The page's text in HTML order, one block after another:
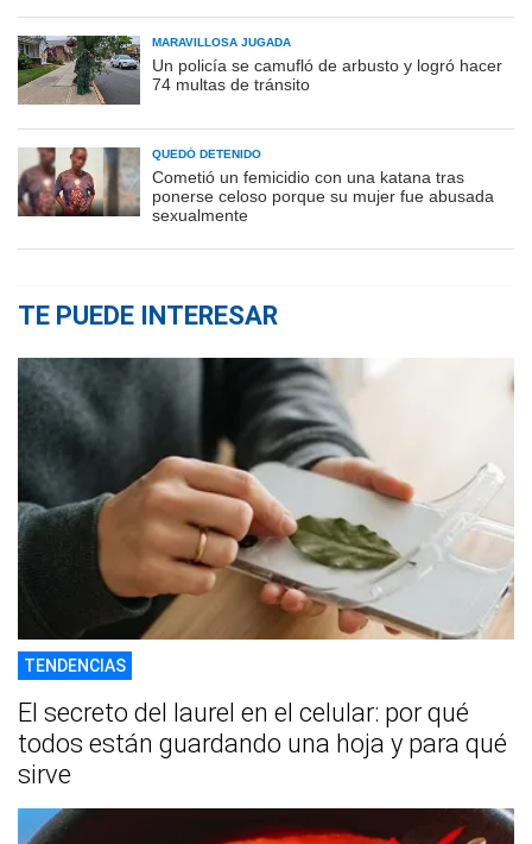
MARAVILLOSA JUGADA
Un policía se camufló de arbusto y logró hacer
74 multas de tránsito
QUEDÓ DETENIDO
Cometió un femicidio con una katana tras
ponerse celoso porque su mujer fue abusada
sexualmente
TE PUEDE INTERESAR
TENDENCIAS
El secreto del laurel en el celular: por qué
todos están guardando una hoja y para qué
sirve